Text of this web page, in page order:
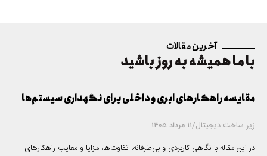
آخرین مقالات
با ما همیشه به روز باشید
زیر ساخت دیجیتال/11 مرداد 1405
مقایسه راهکارهای ابری و داخلی برای نگهداری سیستم‌ها
در این مقاله با نگاهی کاربردی و بی‌طرفانه، تفاوت‌ها، مزایا و معایب راهکارهای